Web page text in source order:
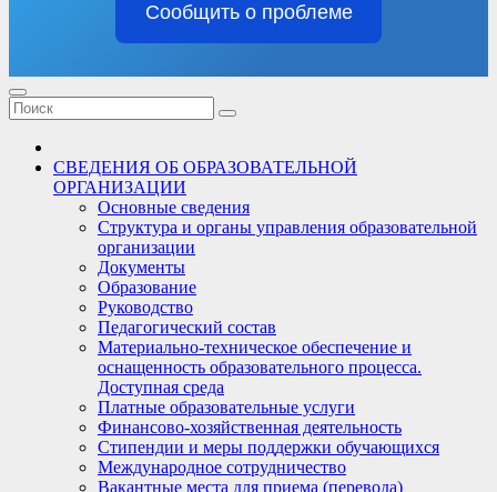
Сообщить о проблеме
СВЕДЕНИЯ ОБ ОБРАЗОВАТЕЛЬНОЙ
ОРГАНИЗАЦИИ
Основные сведения
Структура и органы управления образовательной
организации
Документы
Образование
Руководство
Педагогический состав
Материально-техническое обеспечение и
оснащенность образовательного процесса.
Доступная среда
Платные образовательные услуги
Финансово-хозяйственная деятельность
Стипендии и меры поддержки обучающихся
Международное сотрудничество
Вакантные места для приема (перевода)